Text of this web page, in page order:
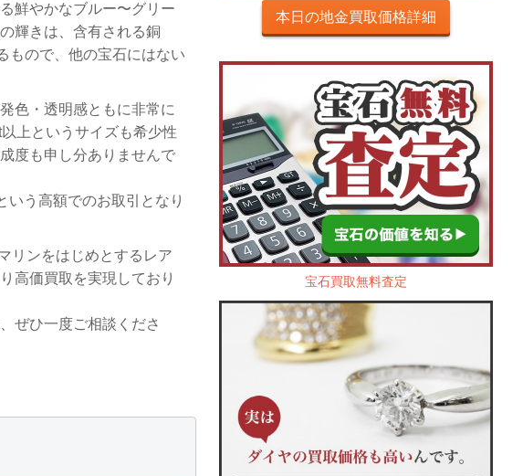
鮮やかなブルー〜グリー
輝きは、含有される銅
もので、他の宝石にはない
色・透明感ともに非常に
上というサイズも希少性
度も申し分ありませんで
いう高額でのお取引となり
リンをはじめとするレア
高価買取を実現しており
ぜひ一度ご相談くださ
本日の地金買取価格詳細
宝石買取無料査定